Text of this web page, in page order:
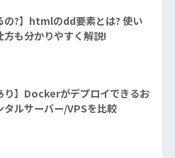
の?】htmlのdd要素とは? 使い
方も分かりやすく解説!
り】Dockerがデプロイできるお
タルサーバー/VPSを比較